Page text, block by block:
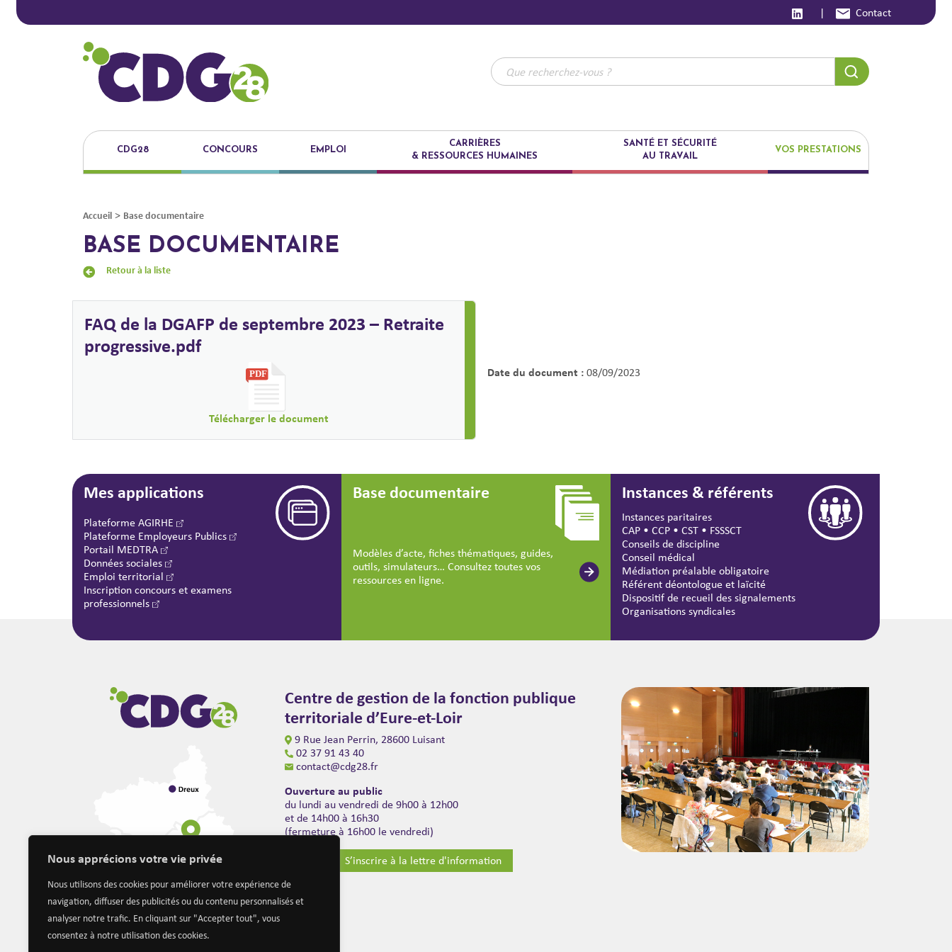
Nous apprécions votre vie privée
Nous utilisons des cookies pour améliorer votre expérience de
navigation, diffuser des publicités ou du contenu personnalisés et
analyser notre trafic. En cliquant sur "Accepter tout", vous
consentez à notre utilisation des cookies.
| Contact
CDG28 CONCOURS EMPLOI
CARRIÈRES
& RESSOURCES HUMAINES
SANTÉ ET SÉCURITÉ
AU TRAVAIL
VOS PRESTATIONS
Accueil > Base documentaire
BASE DOCUMENTAIRE
Retour à la liste
FAQ de la DGAFP de septembre 2023 – Retraite
progressive.pdf
Télécharger le document
Date du document :08/09/2023
Mes applications
Plateforme AGIRHE
Plateforme Employeurs Publics
Portail MEDTRA
Données sociales
Emploi territorial
Inscription concours et examens
professionnels
Base documentaire
Modèles d’acte, fiches thématiques, guides,
outils, simulateurs… Consultez toutes vos
ressources en ligne.
Instances & référents
Instances paritaires
CAP • CCP • CST • FSSSCT
Conseils de discipline
Conseil médical
Médiation préalable obligatoire
Référent déontologue et laïcité
Dispositif de recueil des signalements
Organisations syndicales
Centre de gestion de la fonction publique
territoriale d’Eure-et-Loir
9 Rue Jean Perrin, 28600 Luisant
02 37 91 43 40
contact@cdg28.fr
Ouverture au public
du lundi au vendredi de 9h00 à 12h00
et de 14h00 à 16h30
(fermeture à 16h00 le vendredi)
S’inscrire à la lettre d'information